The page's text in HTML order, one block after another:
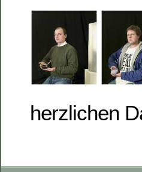
herzlichen